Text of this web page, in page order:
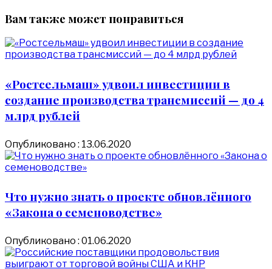
Вам также может понравиться
«Ростсельмаш» удвоил инвестиции в
создание производства трансмиссий — до 4
млрд рублей
Опубликовано : 13.06.2020
Что нужно знать о проекте обновлённого
«Закона о семеноводстве»
Опубликовано : 01.06.2020